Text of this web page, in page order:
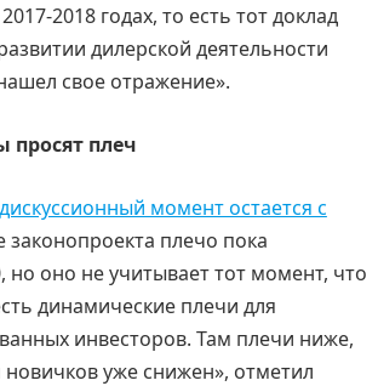
2018 годах, то есть тот доклад
дилерской деятельности
свое отражение».
просят плеч
дискуссионный момент остается с
законопроекта плечо пока
но оно не учитывает тот момент, что
динамические плечи для
инвесторов. Там плечи ниже,
новичков уже снижен», отметил